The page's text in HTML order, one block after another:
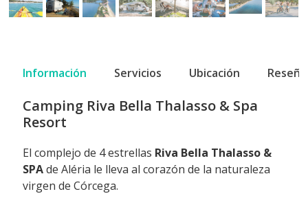
Información Servicios Ubicación
Camping Riva Bella Thalasso & Spa
Resort
El complejo de 4 estrellas Riva Bella Thalasso &
SPAde Aléria le lleva al corazón de la naturaleza
virgen de Córcega.